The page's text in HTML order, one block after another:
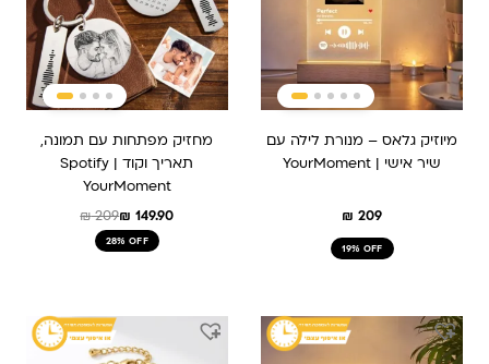
מיוזיק גלאס – מנורת לילה עם
שיר אישי | YourMoment
₪ 209
19% OFF
מחזיק מפתחות עם תמונה,
תאריך וקוד Spotify |
YourMoment
₪209₪ 149.90
28% OFF